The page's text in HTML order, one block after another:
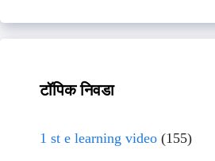
टॉपिक निवडा
1 st e learning video (155)